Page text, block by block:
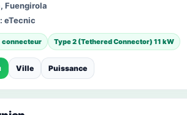
Fuengirola
eTecnic
connecteur Type 2 (Tethered Connector) 11 kW
Ville Puissance